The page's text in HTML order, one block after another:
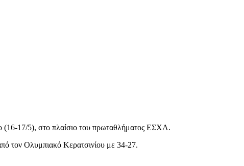
(16-17/5), στο πλαίσιο του πρωταθλήματος ΕΣΧΑ.
τον Ολυμπιακό Κερατσινίου με 34-27.